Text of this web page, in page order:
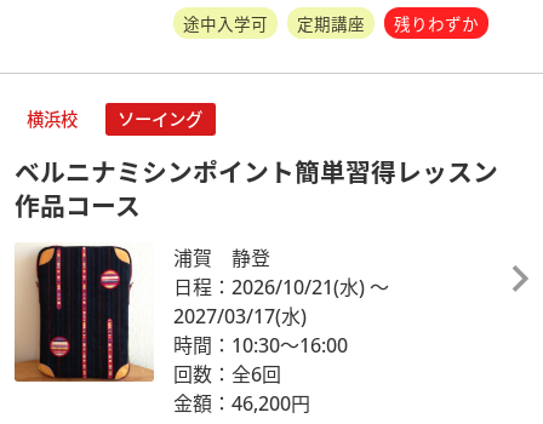
途中入学可 定期講座 残りわずか
横浜校 ソーイング
ベルニナミシンポイント簡単習得レッスン
作品コース
浦賀 静登
日程：2026/10/21(水)～
2027/03/17(水)
時間：10:30～16:00
回数：全6回
金額：46,200円